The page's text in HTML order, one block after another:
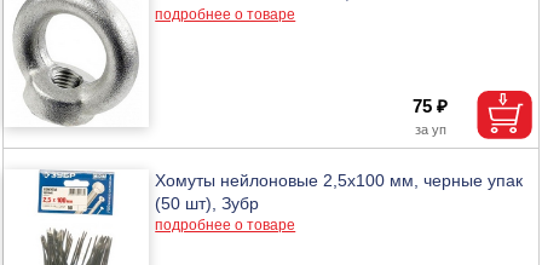
подробнее о товаре
75 ₽
Хомуты нейлоновые 2,5х100 мм, черные упак
(50 шт), Зубр
подробнее о товаре